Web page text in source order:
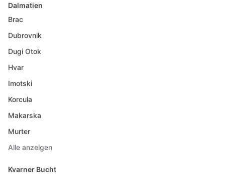
Dalmatien
Brac
Dubrovnik
Dugi Otok
Hvar
Imotski
Korcula
Makarska
Murter
Alle anzeigen
Kvarner Bucht